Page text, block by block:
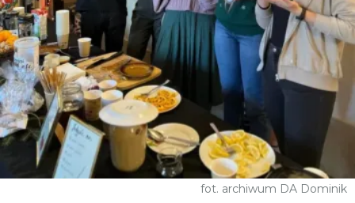
fot. archiwum DA Dominik